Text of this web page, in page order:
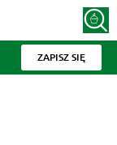
ZAPISZ SIĘ